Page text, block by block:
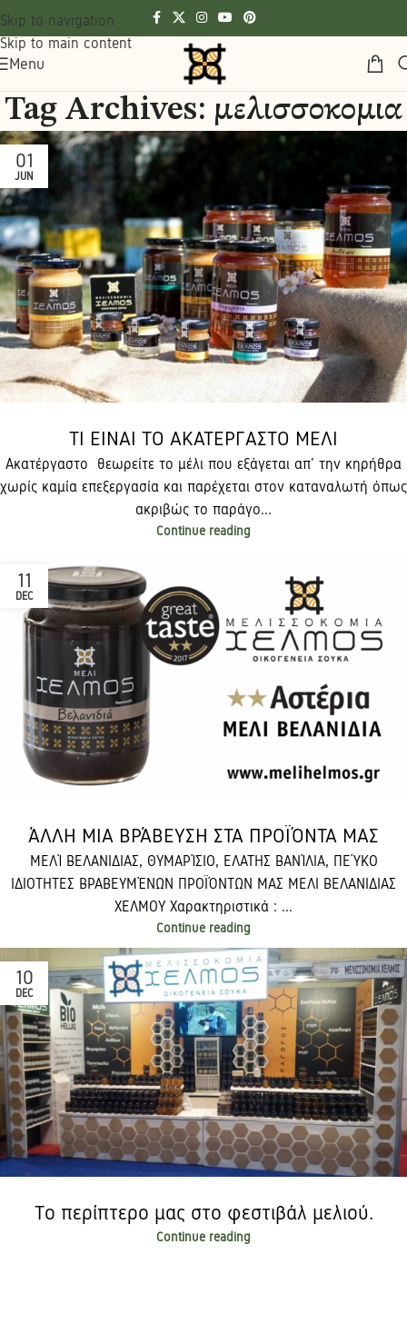
Skip to navigation
Skip to main content
Menu
Tag Archives: μελισσοκομια
01
JUN
ΤΙ ΕΙΝΑΙ ΤΟ ΑΚΑΤΕΡΓΑΣΤΟ ΜΕΛΙ
Ακατέργαστο θεωρείτε το μέλι που εξάγεται απ’ την κηρήθρα
χωρίς καμία επεξεργασία και παρέχεται στον καταναλωτή όπως
ακριβώς το παράγο...
Continue reading
11
DEC
ΆΛΛΗ ΜΙΑ ΒΡΆΒΕΥΣΗ ΣΤΑ ΠΡΟΪΌΝΤΑ ΜΑΣ
ΜΕΛΊ ΒΕΛΑΝΙΔΙΑΣ, ΘΥΜΑΡΊΣΙΟ, ΕΛΑΤΗΣ ΒΑΝΊΛΙΑ, ΠΕΎΚΟ
ΙΔΙΟΤΗΤΕΣ ΒΡΑΒΕΥΜΈΝΩΝ ΠΡΟΪΌΝΤΩΝ ΜΑΣ ΜΕΛΙ ΒΕΛΑΝΙΔΙΑΣ
ΧΕΛΜΟΥ Χαρακτηριστικά : ...
Continue reading
10
DEC
Το περίπτερο μας στο φεστιβάλ μελιού.
Continue reading